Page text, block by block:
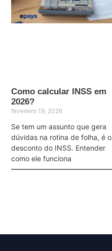
Como calcular INSS em
2026?
fevereiro 19, 2026
Se tem um assunto que gera
dúvidas na rotina de folha, é o
desconto do INSS. Entender
como ele funciona